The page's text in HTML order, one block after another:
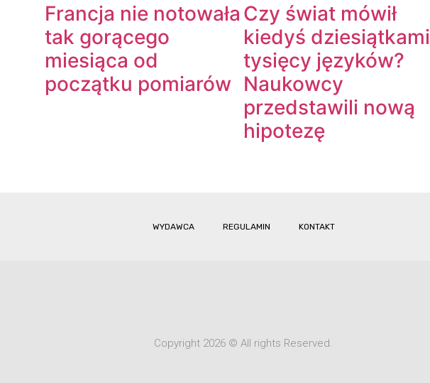
Francja nie notowała
tak gorącego
miesiąca od
początku pomiarów
Czy świat mówił
kiedyś dziesiątkami
tysięcy języków?
Naukowcy
przedstawili nową
hipotezę
WYDAWCA REGULAMIN KONTAKT
Copyright 2026 © All rights Reserved.